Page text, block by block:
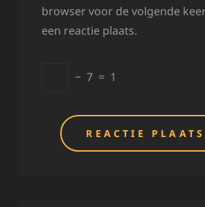
browser voor de volgende
een reactie plaats.
− 7 = 1